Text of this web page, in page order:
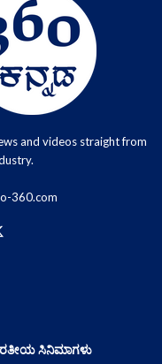
and videos straight from
360.com
ಸಿನಿಮಾಗಳು